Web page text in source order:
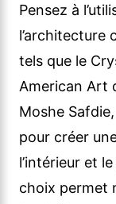
Pensez à
l’architecture
tels que le
American Art
Moshe
pour créer
l’intérieur et
choix permet